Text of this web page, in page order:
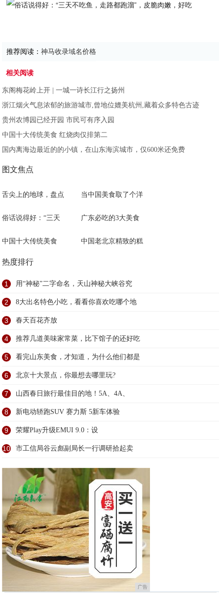
推荐阅读：神马收录域名价格
相关阅读
东阁梅花岭上开 | 一城一诗长江行之扬州
浙江烟火气息浓郁的旅游城市,曾地位媲美杭州,藏着众多特色古迹
贵州农博园已经开园 市民可有序入园
中国十大传统美食 红烧肉仅排第二
国内离海边最近的的小镇，在山东海滨城市，仅600米还免费
图文焦点
舌尖上的地球，盘点 当中国美食取了个洋
俗话说得好：“三天 广东必吃的3大美食
中国十大传统美食 中国老北京精致的糕
热度排行
1 用“神秘”二字命名，天山神秘大峡谷究
2 8大出名特色小吃，看看你喜欢吃哪个地
3 春天百花齐放
4 推荐几道美味家常菜，比下馆子的还好吃
5 看完山东美食，才知道，为什么他们都是
6 北京十大景点，你最想去哪里玩?
7 山西春日旅行最佳目的地！5A、4A、
8 新电动轿跑SUV 赛力斯 5新车体验
9 荣耀Play升级EMUI 9.0：设
10 市工信局谷云彪副局长一行调研拾起卖
广告